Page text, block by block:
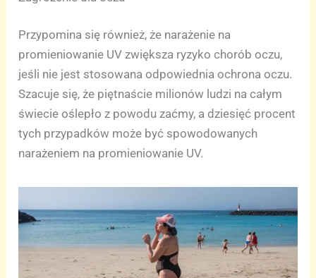
Przypomina się również, że narażenie na
promieniowanie UV zwiększa ryzyko chorób oczu,
jeśli nie jest stosowana odpowiednia ochrona oczu.
Szacuje się, że piętnaście milionów ludzi na całym
świecie oślepło z powodu zaćmy, a dziesięć procent
tych przypadków może być spowodowanych
narażeniem na promieniowanie UV.